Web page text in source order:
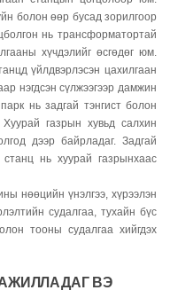
болон өөр бусад зорилгоор
нь трансформатортай
хүчдэлийг өсгөдөг юм.
үйлдвэрлэсэн цахилгаан
нэгдсэн сүлжээгээр дамжин
нь задгай тэнгист болон
газрын хувьд салхин
дээр байрладаг. Задгай
станц нь хуурай газрынхаас
нөөцийн үнэлгээ, хүрээлэн
судалгаа, тухайн бүс
тооны судалгаа хийгдэх
ВЭ